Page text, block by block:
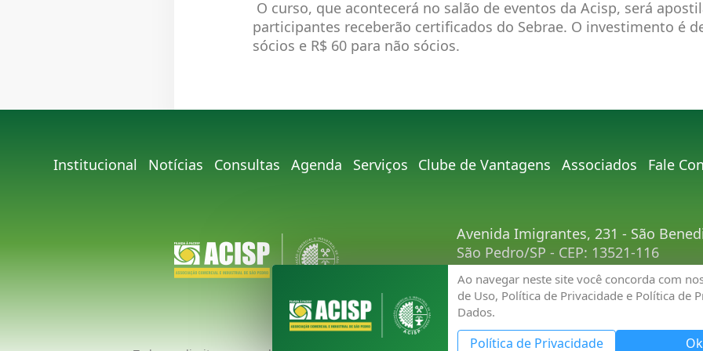
Ao navegar neste site você concorda com
de Uso, Política de Privacidade e Política de
Dados.
Política de Privacidade Ok
O curso, que acontecerá no salão de eventos da Acisp, será
participantes receberão certificados do Sebrae. O investimento é
sócios e R$ 60 para não sócios.
Institucional Notícias Consultas Agenda Serviços Clube de Vantagens Associados Fale
Avenida Imigrantes, 231 - São
São Pedro/SP - CEP: 13521-116
Telefone:(19) 3481-9030
E-mail:acisp@acispsaopedro.com.br